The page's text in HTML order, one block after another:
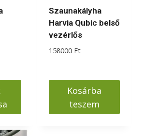
választhatók
ki
Ft
Szaunakályha
Harvia Qubic belső
vezérlős
158000 Ft
Kosárba
teszem